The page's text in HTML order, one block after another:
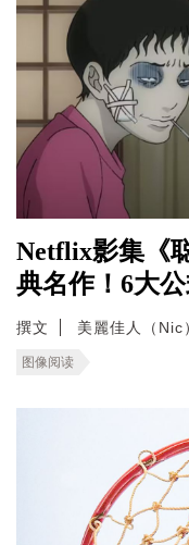
Netflix影集《
典名作！6大
撰文 美麗佳人（Nic
图像阅读